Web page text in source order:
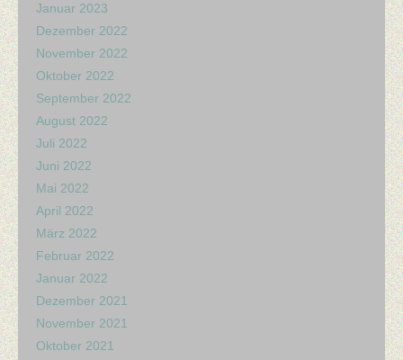
Januar 2023
Dezember 2022
November 2022
Oktober 2022
September 2022
August 2022
Juli 2022
Juni 2022
Mai 2022
April 2022
März 2022
Februar 2022
Januar 2022
Dezember 2021
November 2021
Oktober 2021